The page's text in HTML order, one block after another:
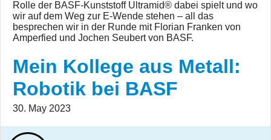
Rolle der BASF-Kunststoff Ultramid® dabei spielt und wo
wir auf dem Weg zur E-Wende stehen – all das
besprechen wir in der Runde mit Florian Franken von
Amperfied und Jochen Seubert von BASF.
Mein Kollege aus Metall:
Robotik bei BASF
30. May 2023